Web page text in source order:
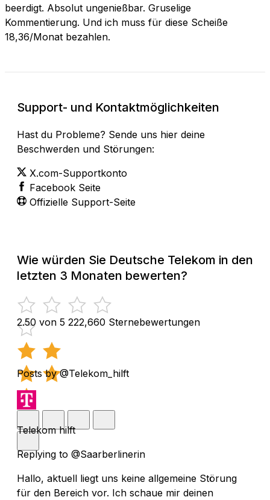
beerdigt. Absolut ungenießbar. Gruselige
Kommentierung. Und ich muss für diese Scheiße
18,36/Monat bezahlen.
Support- und Kontaktmöglichkeiten
Hast du Probleme? Sende uns hier deine
Beschwerden und Störungen:
X.com-Supportkonto
Facebook Seite
Offizielle Support-Seite
Wie würden Sie Deutsche Telekom in den
letzten 3 Monaten bewerten?
2.50 von 5 222,660 Sternebewertungen
Posts by @Telekom_hilft
Telekom hilft
Replying to @Saarberlinerin
Hallo, aktuell liegt uns keine allgemeine Störung
für den Bereich vor. Ich schaue mir deinen